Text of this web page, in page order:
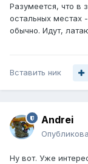
Разумеется, что в
остальных местах
обычно. Идут,
Вставить ник
Andrei
Ну вот. Уже